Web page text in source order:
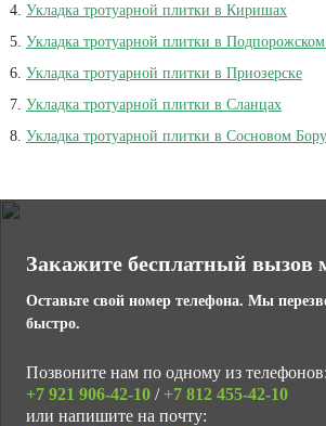
Укладка тротуарной плитки в Киришах
Укладка тротуарной плитки в
Укладка тротуарной плитки в Приозерске
Укладка тротуарной плитки в Сланцах
Укладка тротуарной плитки в Сосновом Бору
Закажите бесплатный вызов
Оставьте свой номер телефона. Мы
быстро.
Позвоните нам по одному из телефонов:
+7 921 906-42-10 / +7 812 455-42-10
или напишите на почту: